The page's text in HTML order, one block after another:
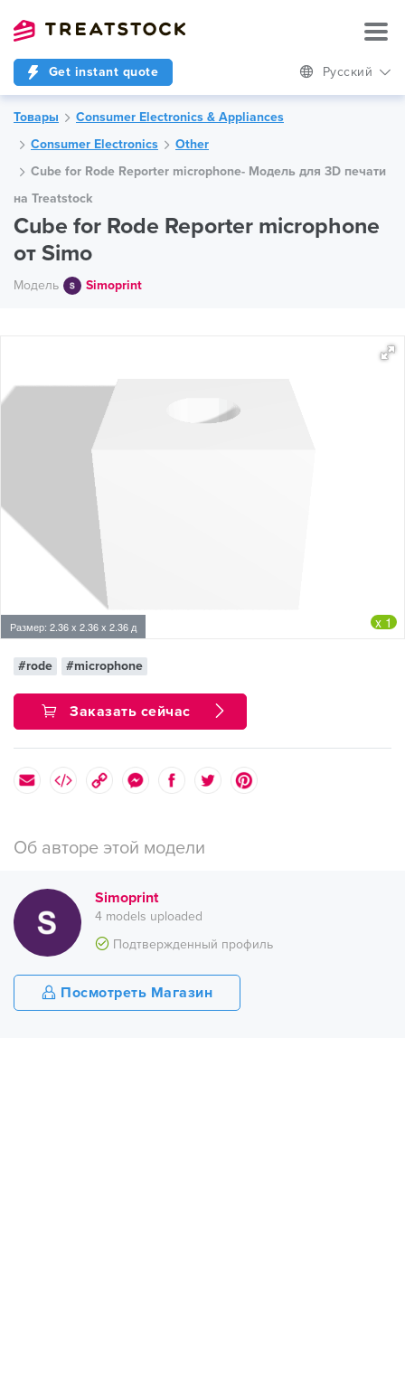
Get instant quote Русский
Товары
Consumer Electronics & Appliances
Consumer Electronics
Other
Cube for Rode Reporter microphone- Модель для 3D печати
на Treatstock
Cube for Rode Reporter microphone
от Simo
Модель Simoprint
Размер: 2.36 x 2.36 x 2.36 д x 1
#rode #microphone
Заказать сейчас
Об авторе этой модели
Simoprint
4 models uploaded
Подтвержденный профиль
Посмотреть Магазин